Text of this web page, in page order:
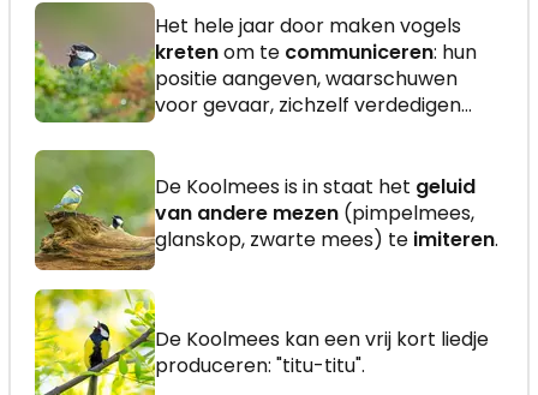
Het hele jaar door maken vogels
kretenom te communiceren: hun
positie aangeven, waarschuwen
voor gevaar, zichzelf verdedigen...
De Koolmees is in staat het geluid
van andere mezen (pimpelmees,
glanskop, zwarte mees) te imiteren.
De Koolmees kan een vrij kort liedje
produceren: "titu-titu".